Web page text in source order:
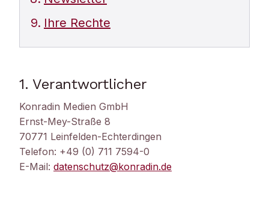
Ihre Rechte
1. Verantwortlicher
Konradin Medien GmbH
Ernst-Mey-Straße 8
70771 Leinfelden-Echterdingen
Telefon: +49 (0) 711 7594-0
E-Mail: datenschutz@konradin.de